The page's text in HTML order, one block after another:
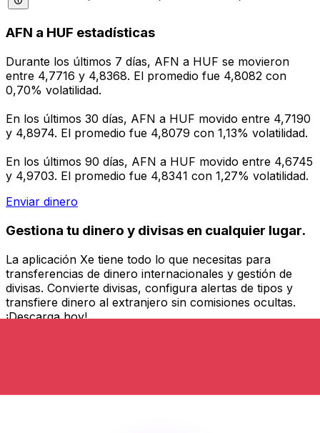
AFN a HUF estadísticas
Durante los últimos 7 días, AFN a HUF se movieron
entre 4,7716 y 4,8368. El promedio fue 4,8082 con
0,70% volatilidad.
En los últimos 30 días, AFN a HUF movido entre 4,7190
y 4,8974. El promedio fue 4,8079 con 1,13% volatilidad.
En los últimos 90 días, AFN a HUF movido entre 4,6745
y 4,9703. El promedio fue 4,8341 con 1,27% volatilidad.
Enviar dinero
Gestiona tu dinero y divisas en cualquier lugar.
La aplicación Xe tiene todo lo que necesitas para
transferencias de dinero internacionales y gestión de
divisas. Convierte divisas, configura alertas de tipos y
transfiere dinero al extranjero sin comisiones ocultas.
¡Descarga hoy!